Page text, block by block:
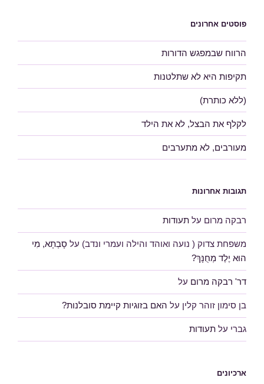
פוסטים אחרונים
הרווח שבמפגש הדורות
תקיפות היא לא שתלטנות
(ללא כותרת)
לקלף את הבצל, לא את הילד
מעורבים, לא מתערבים
תגובות אחרונות
רבקה מרום על תעודות
משפחת צדוק ( נועה ואוהד והילה ועמרי ונדב) על סָבְתָא, מִי
הוּא יֶלֶד מְחֻנָּךְ?
דר' רבקה מרום על
בן סימון זוהר קלין על האם בזוגיות קיימת סובלנות?
גברי על תעודות
ארכיונים